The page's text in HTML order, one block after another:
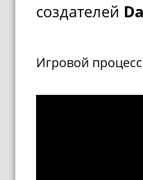
создателей
Игровой